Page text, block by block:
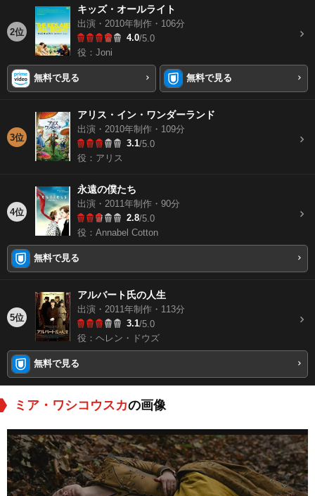
2位
キッズ・オールライト
出演・2010年制作・106分
4.0/5.0
役：Joni
無料で見る 無料で見る
3位
アリス・イン・ワンダーランド
出演・2010年制作・109分
3.1/5.0
役：アリス
4位
永遠の僕たち
出演・2011年制作・90分
2.8/5.0
役：Annabel Cotton
無料で見る
5位
アルバート氏の人生
出演・2011年制作・113分
3.1/5.0
役：ヘレン・ドウズ
無料で見る
ミア・ワシコウスカの画像